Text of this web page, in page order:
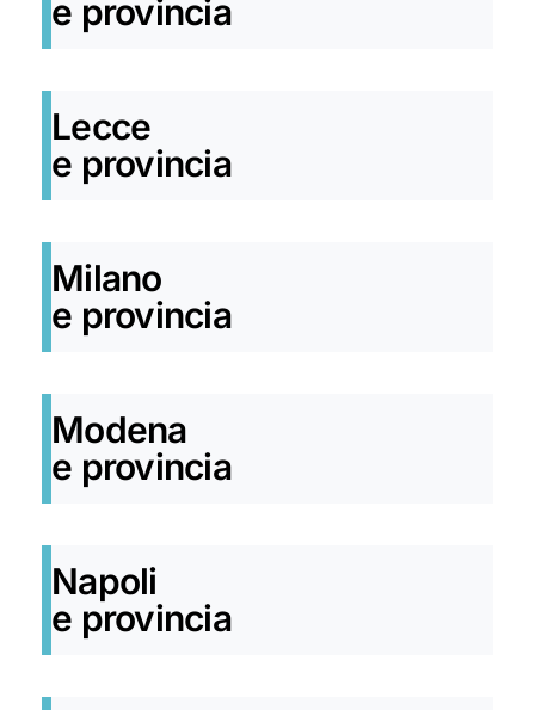
e provincia
Lecce
e provincia
Milano
e provincia
Modena
e provincia
Napoli
e provincia